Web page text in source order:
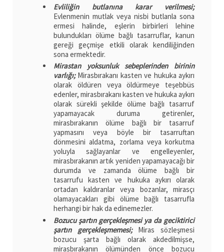
Evliliğin butlanına karar verilmesi;
Evlenmenin mutlak veya nisbi butlanla sona
ermesi halinde, eşlerin birbirleri lehine
bulundukları ölüme bağlı tasarruflar, kanun
gereği geçmişe etkili olarak kendiliğinden
sona ermektedir.
Mirastan yoksunluk sebeplerinden birinin
varlığı;Mirasbırakanı kasten ve hukuka aykırı
olarak öldüren veya öldürmeye teşebbüs
edenler, mirasbırakanı kasten ve hukuka aykırı
olarak sürekli şekilde ölüme bağlı tasarruf
yapamayacak duruma getirenler,
mirasbırakanın ölüme bağlı bir tasarruf
yapmasını veya böyle bir tasarruftan
dönmesini aldatma, zorlama veya korkutma
yoluyla sağlayanlar ve engelleyenler,
mirasbırakanın artık yeniden yapamayacağı bir
durumda ve zamanda ölüme bağlı bir
tasarrufu kasten ve hukuka aykırı olarak
ortadan kaldıranlar veya bozanlar, mirasçı
olamayacakları gibi ölüme bağlı tasarrufla
herhangi bir hak da edinemezler.
Bozucu şartın gerçekleşmesi ya da geciktirici
şartın gerçekleşmemesi;Miras sözleşmesi
bozucu şarta bağlı olarak akdedilmişse,
mirasbırakanın ölümünden önce bozucu